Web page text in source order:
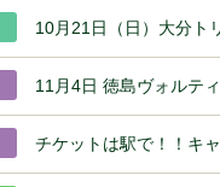
10月21日（日）大分
11月4日 徳島ヴォルテ
チケットは駅で！！キ